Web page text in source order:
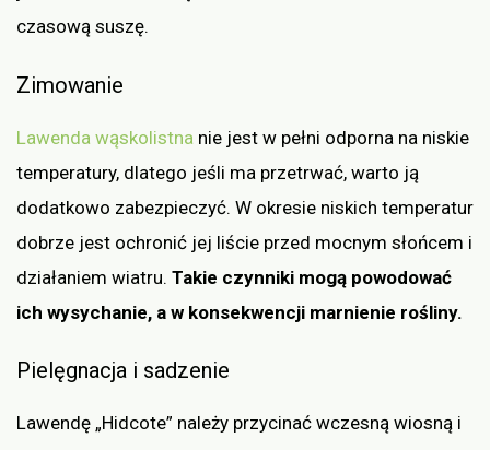
czasową suszę.
Zimowanie
Lawenda wąskolistna nie jest w pełni odporna na niskie
temperatury, dlatego jeśli ma przetrwać, warto ją
dodatkowo zabezpieczyć. W okresie niskich temperatur
dobrze jest ochronić jej liście przed mocnym słońcem i
działaniem wiatru. Takie czynniki mogą powodować
ich wysychanie, a w konsekwencji marnienie rośliny.
Pielęgnacja i sadzenie
Lawendę „Hidcote” należy przycinać wczesną wiosną i